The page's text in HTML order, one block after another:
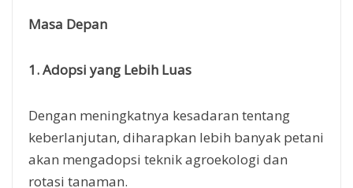
Masa Depan
1. Adopsi yang Lebih Luas
Dengan meningkatnya kesadaran tentang
keberlanjutan, diharapkan lebih banyak petani
akan mengadopsi teknik agroekologi dan
rotasi tanaman.